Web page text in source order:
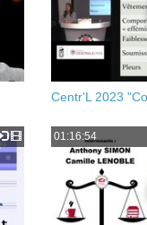
Centr'L 2023
01:16:54